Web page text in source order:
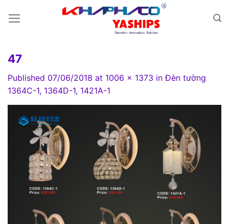
47
Published 07/06/2018 at 1006 × 1373 inĐèn tường
1364C-1, 1364D-1, 1421A-1